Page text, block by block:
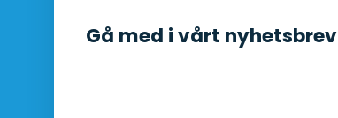
Gå med i vårt nyhetsbrev